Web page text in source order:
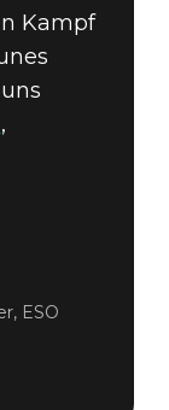
Kampf
,
ESO